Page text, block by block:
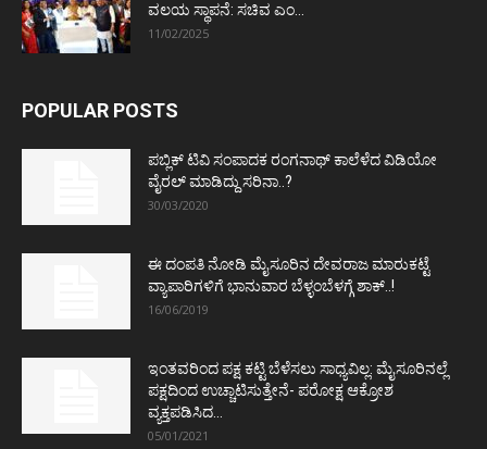
ವಲಯ ಸ್ಥಾಪನೆ: ಸಚಿವ ಎಂ...
11/02/2025
POPULAR POSTS
ಪಬ್ಲಿಕ್ ಟಿವಿ ಸಂಪಾದಕ ರಂಗನಾಥ್ ಕಾಲೆಳೆದ ವಿಡಿಯೋ
ವೈರಲ್ ಮಾಡಿದ್ದು ಸರಿನಾ..?
30/03/2020
ಈ ದಂಪತಿ ನೋಡಿ ಮೈಸೂರಿನ ದೇವರಾಜ ಮಾರುಕಟ್ಟೆ
ವ್ಯಾಪಾರಿಗಳಿಗೆ ಭಾನುವಾರ ಬೆಳ್ಳಂಬೆಳಗ್ಗೆ ಶಾಕ್..!
16/06/2019
ಇಂತವರಿಂದ ಪಕ್ಷ ಕಟ್ಟಿ ಬೆಳೆಸಲು ಸಾಧ್ಯವಿಲ್ಲ: ಮೈಸೂರಿನಲ್ಲೆ
ಪಕ್ಷದಿಂದ ಉಚ್ಚಾಟಿಸುತ್ತೇನೆ- ಪರೋಕ್ಷ ಆಕ್ರೋಶ
ವ್ಯಕ್ತಪಡಿಸಿದ...
05/01/2021